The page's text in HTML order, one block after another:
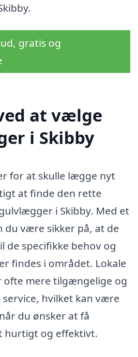
gratis og
at vælge
i Skibby
for at skulle lægge nyt
at finde den rette
i Skibby. Med et
du være sikker på, at de
de specifikke behov og
findes i området. Lokale
mere tilgængelige og
hvilket kan være
du ønsker at få
hurtigt og effektivt.